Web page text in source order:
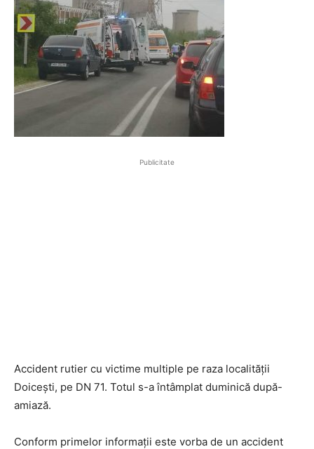
Publicitate
Accident rutier cu victime multiple pe raza localității
Doicești, pe DN 71. Totul s-a întâmplat duminică după-
amiază.
Conform primelor informații este vorba de un accident